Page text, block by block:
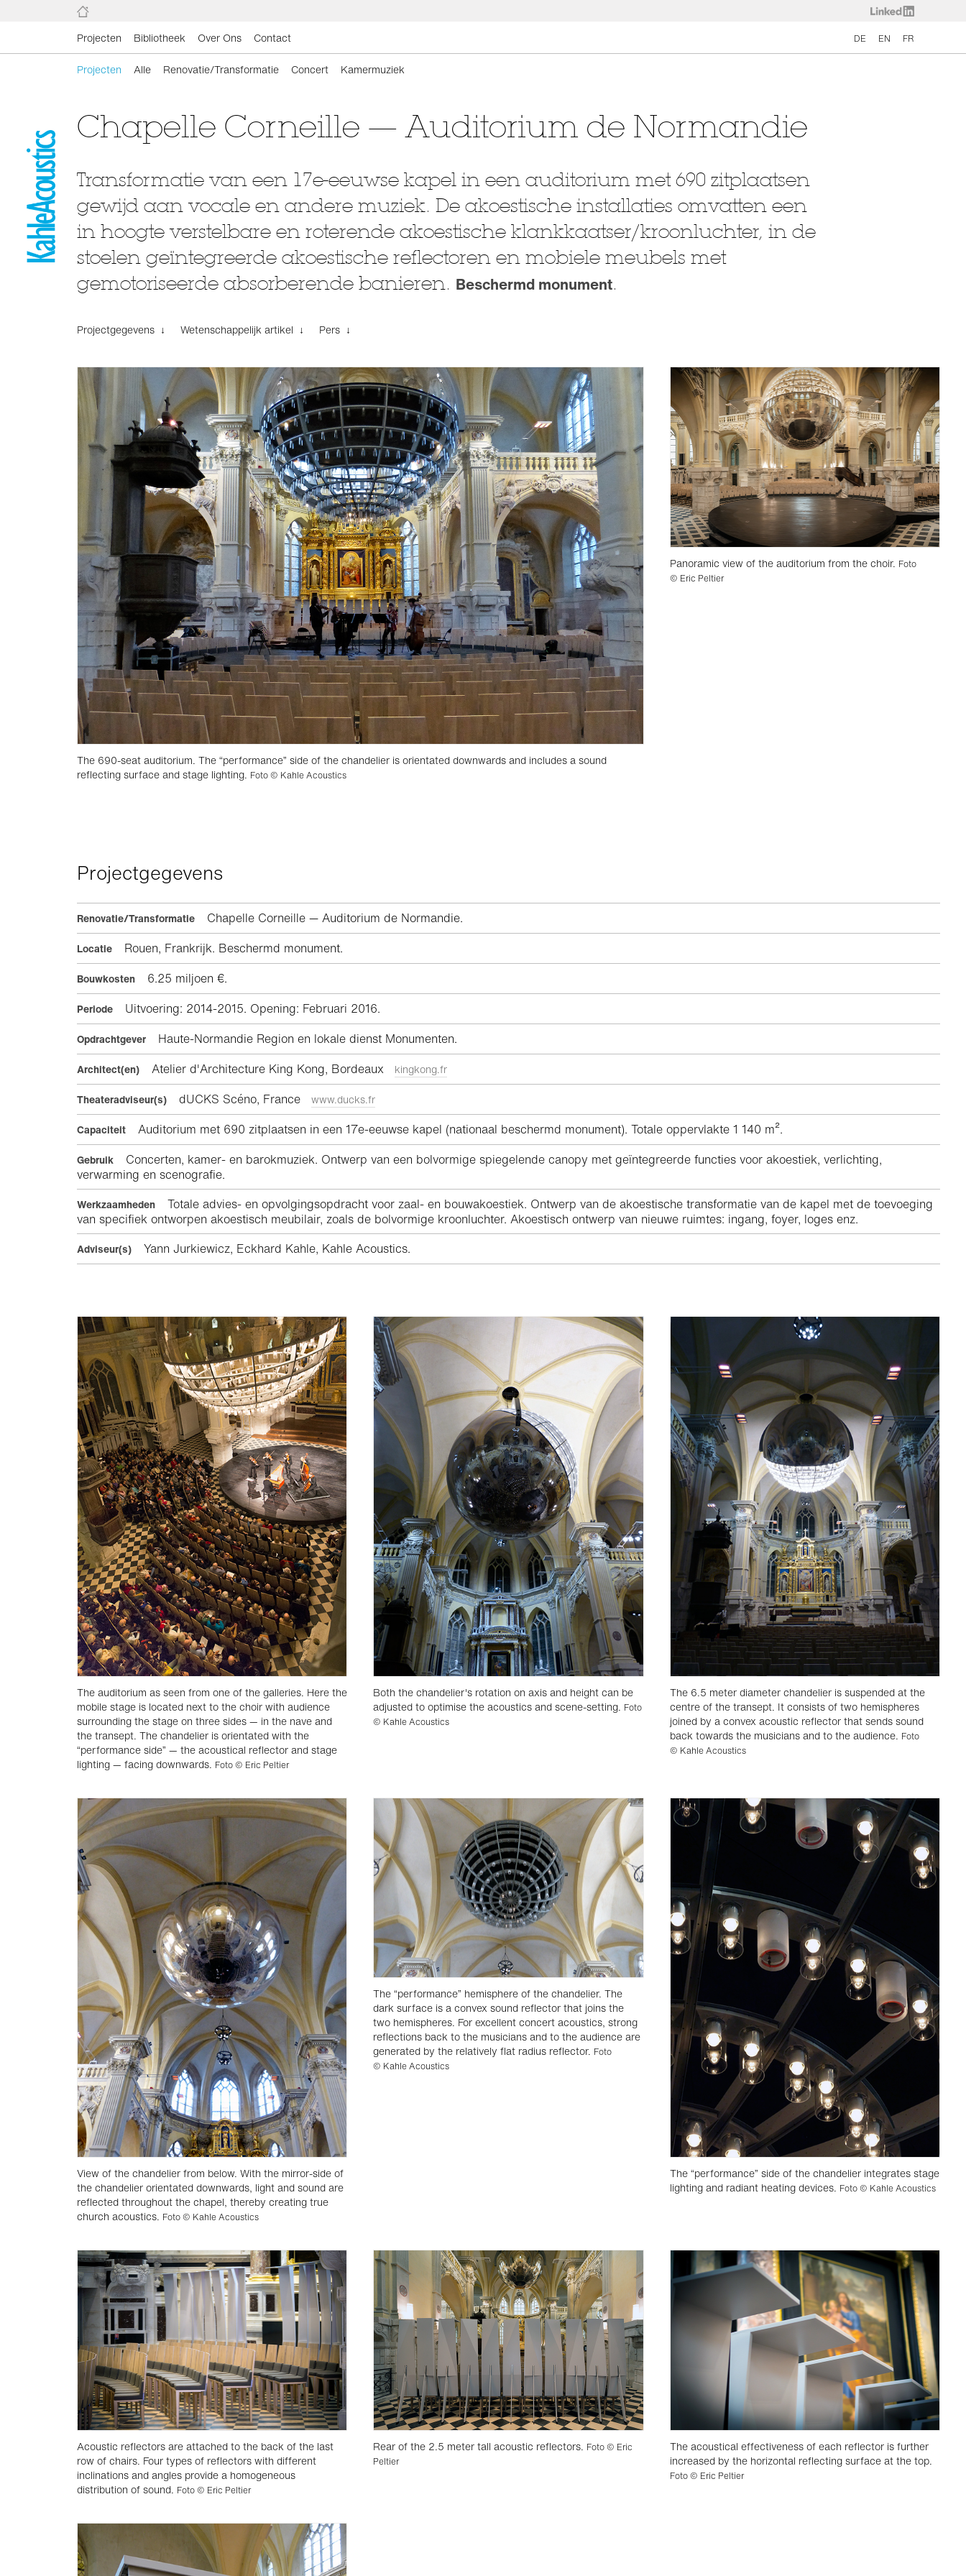
Projecten Bibliotheek Over Ons Contact DE EN FR
Projecten Alle Renovatie/Transformatie Concert Kamermuziek
Chapelle Corneille — Auditorium de Normandie
Transformatie van een 17e-eeuwse kapel in een auditorium met 690 zitplaatsen
gewijd aan vocale en andere muziek. De akoestische installaties omvatten een
in hoogte verstelbare en roterende akoestische klankkaatser/kroonluchter, in de
stoelen geïntegreerde akoestische reflectoren en mobiele meubels met
gemotoriseerde absorberende banieren. Beschermd monument.
Projectgegevens ↓ Wetenschappelijk artikel ↓ Pers ↓
The 690-seat auditorium. The “performance” side of the chandelier is orientated downwards and includes a sound
reflecting surface and stage lighting. Foto © Kahle Acoustics
Panoramic view of the auditorium from the choir. Foto
© Eric Peltier
Projectgegevens
Renovatie/Transformatie Chapelle Corneille — Auditorium de Normandie.
Locatie Rouen, Frankrijk. Beschermd monument.
Bouwkosten 6.25 miljoen €.
Periode Uitvoering: 2014-2015. Opening: Februari 2016.
Opdrachtgever Haute-Normandie Region en lokale dienst Monumenten.
Architect(en) Atelier d'Architecture King Kong, Bordeaux
kingkong.fr
Theateradviseur(s)
dUCKS Scéno, France www.ducks.fr
Capaciteit
Auditorium met 690 zitplaatsen in een 17e-eeuwse kapel (nationaal beschermd monument). Totale oppervlakte 1 140 m².
Gebruik
Concerten, kamer- en barokmuziek. Ontwerp van een bolvormige spiegelende canopy met geïntegreerde functies voor akoestiek, verlichting,
verwarming en scenografie.
Werkzaamheden
Totale advies- en opvolgingsopdracht voor zaal- en bouwakoestiek. Ontwerp van de akoestische transformatie van de kapel met de toevoeging
van specifiek ontworpen akoestisch meubilair, zoals de bolvormige kroonluchter. Akoestisch ontwerp van nieuwe ruimtes: ingang, foyer, loges enz.
Adviseur(s) Yann Jurkiewicz, Eckhard Kahle, Kahle Acoustics.
The auditorium as seen from one of the galleries. Here the
mobile stage is located next to the choir with audience
surrounding the stage on three sides — in the nave and
the transept. The chandelier is orientated with the
“performance side” — the acoustical reflector and stage
lighting — facing downwards. Foto © Eric Peltier
Both the chandelier's rotation on axis and height can be
adjusted to optimise the acoustics and scene-setting. Foto
© Kahle Acoustics
The 6.5 meter diameter chandelier is suspended at the
centre of the transept. It consists of two hemispheres
joined by a convex acoustic reflector that sends sound
back towards the musicians and to the audience. Foto
© Kahle Acoustics
View of the chandelier from below. With the mirror-side of
the chandelier orientated downwards, light and sound are
reflected throughout the chapel, thereby creating true
church acoustics. Foto © Kahle Acoustics
The “performance” hemisphere of the chandelier. The
dark surface is a convex sound reflector that joins the
two hemispheres. For excellent concert acoustics, strong
reflections back to the musicians and to the audience are
generated by the relatively flat radius reflector. Foto
© Kahle Acoustics
The “performance” side of the chandelier integrates stage
lighting and radiant heating devices. Foto © Kahle Acoustics
Acoustic reflectors are attached to the back of the last
row of chairs. Four types of reflectors with different
inclinations and angles provide a homogeneous
distribution of sound. Foto © Eric Peltier
Rear of the 2.5 meter tall acoustic reflectors. Foto © Eric
Peltier
The acoustical effectiveness of each reflector is further
increased by the horizontal reflecting surface at the top.
Foto © Eric Peltier